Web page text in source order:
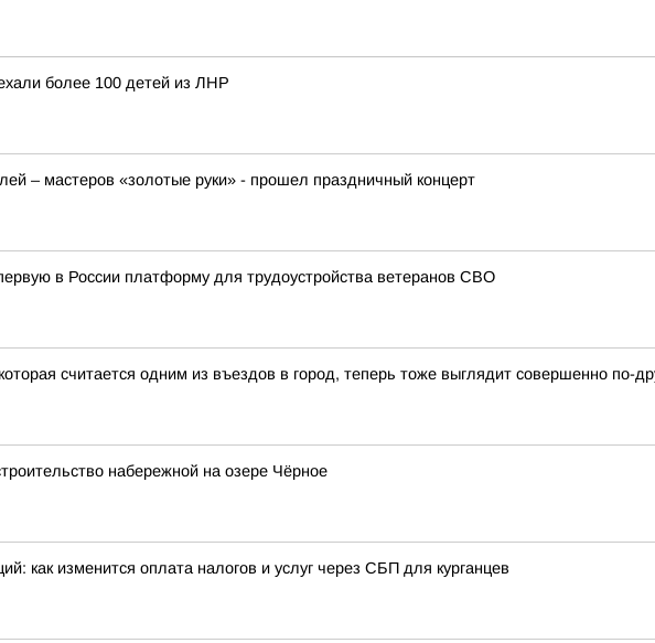
более 100 детей из ЛНР
– мастеров «золотые руки» - прошел праздничный концерт
в России платформу для трудоустройства ветеранов СВО
считается одним из въездов в город, теперь тоже выглядит совершенно по-
набережной на озере Чёрное
как изменится оплата налогов и услуг через СБП для курганцев